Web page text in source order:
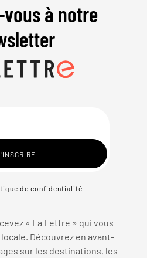
à notre
de confidentialité
« La Lettre » qui vous
Découvrez en avant-
sur les destinations, les